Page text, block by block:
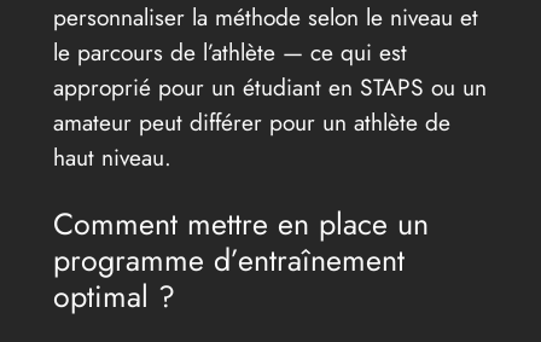
personnaliser la méthode selon le niveau et
le parcours de l’athlète — ce qui est
approprié pour un étudiant en STAPS ou un
amateur peut différer pour un athlète de
haut niveau.
Comment mettre en place un
programme d’entraînement
optimal ?